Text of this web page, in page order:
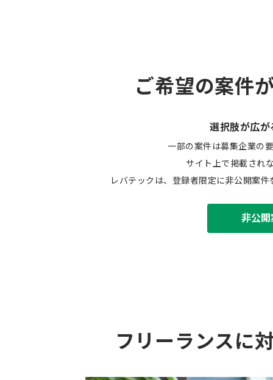
ご希望の案件
選択肢が広が
一部の案件は募集企業の
サイト上で掲載され
レバテックは、登録者限定に非公開案
非公
フリーランスに